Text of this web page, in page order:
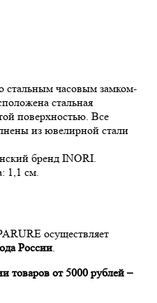
стальным часовым замком-
стальная
поверхностью. Все
из ювелирной стали
бренд INORI.
1,1 см.
осуществляет
России
товаров от 5000 рублей –